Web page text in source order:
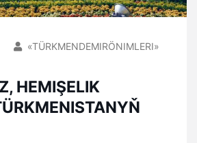
«TÜRKMENDEMIRÖNIMLERI»
HEMIŞELIK